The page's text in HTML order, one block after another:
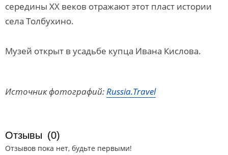
середины XX веков отражают этот пласт истории
села Толбухино.
Музей открыт в усадьбе купца Ивана Кислова.
Источник фотографий:Russia.Travel
Отзывы (0)
Отзывов пока нет, будьте первыми!